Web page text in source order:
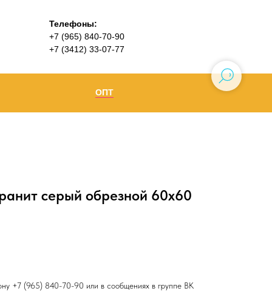
Телефоны:
+7 (965) 840-70-90
+7 (3412) 33-07-77
ОПТ
серый обрезной 60x60
+7 (965) 840-70-90 или в сообщениях в группе ВК